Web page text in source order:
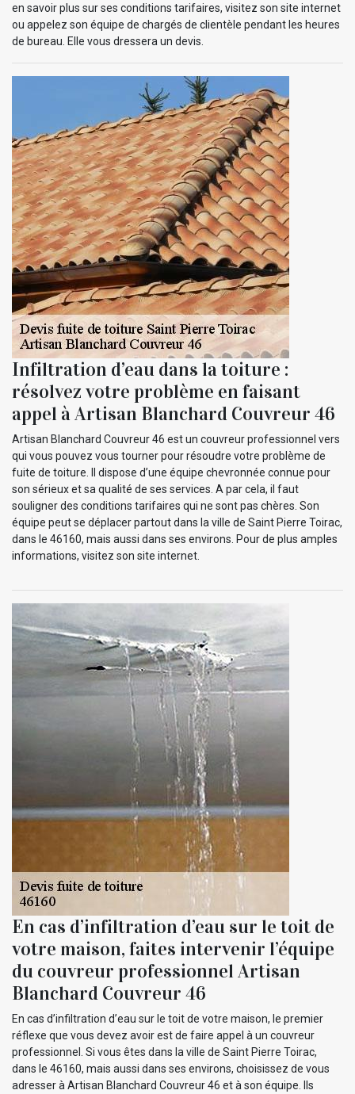
en savoir plus sur ses conditions tarifaires, visitez son site internet
ou appelez son équipe de chargés de clientèle pendant les heures
de bureau. Elle vous dressera un devis.
Infiltration d’eau dans la toiture :
résolvez votre problème en faisant
appel à Artisan Blanchard Couvreur 46
Artisan Blanchard Couvreur 46 est un couvreur professionnel vers
qui vous pouvez vous tourner pour résoudre votre problème de
fuite de toiture. Il dispose d’une équipe chevronnée connue pour
son sérieux et sa qualité de ses services. A par cela, il faut
souligner des conditions tarifaires qui ne sont pas chères. Son
équipe peut se déplacer partout dans la ville de Saint Pierre Toirac,
dans le 46160, mais aussi dans ses environs. Pour de plus amples
informations, visitez son site internet.
En cas d’infiltration d’eau sur le toit de
votre maison, faites intervenir l’équipe
du couvreur professionnel Artisan
Blanchard Couvreur 46
En cas d’infiltration d’eau sur le toit de votre maison, le premier
réflexe que vous devez avoir est de faire appel à un couvreur
professionnel. Si vous êtes dans la ville de Saint Pierre Toirac,
dans le 46160, mais aussi dans ses environs, choisissez de vous
adresser à Artisan Blanchard Couvreur 46 et à son équipe. Ils